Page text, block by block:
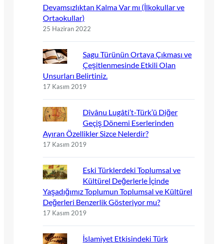
Devamsızlıktan Kalma Var mı (İlkokullar ve
Ortaokullar)
25 Haziran 2022
Sagu Türünün Ortaya Çıkması ve
Çeşitlenmesinde Etkili Olan
Unsurları Belirtiniz.
17 Kasım 2019
Dîvânu Lugâti’t-Türk’ü Diğer
Geçiş Dönemi Eserlerinden
Ayıran Özellikler Sizce Nelerdir?
17 Kasım 2019
Eski Türklerdeki Toplumsal ve
Kültürel Değerlerle İçinde
Yaşadığımız Toplumun Toplumsal ve Kültürel
Değerleri Benzerlik Gösteriyor mu?
17 Kasım 2019
İslamiyet Etkisindeki Türk